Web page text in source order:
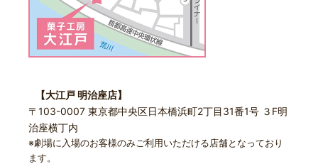
【大江戸 明治座店】
〒103-0007 東京都中央区日本橋浜町2丁目31番1号 ３F明
治座横丁内
※劇場に入場のお客様のみご利用いただける店舗となっており
ます。